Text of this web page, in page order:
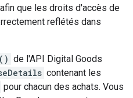
que les droits d'accès de
reflétés dans
de l'API Digital Goods
contenant les
pour chacun des achats. Vous